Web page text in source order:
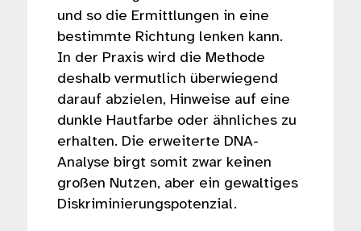
und so die Ermittlungen in eine
bestimmte Richtung lenken kann.
In der Praxis wird die Methode
deshalb vermutlich überwiegend
darauf abzielen, Hinweise auf eine
dunkle Hautfarbe oder ähnliches zu
erhalten. Die erweiterte DNA-
Analyse birgt somit zwar keinen
großen Nutzen, aber ein gewaltiges
Diskriminierungspotenzial.